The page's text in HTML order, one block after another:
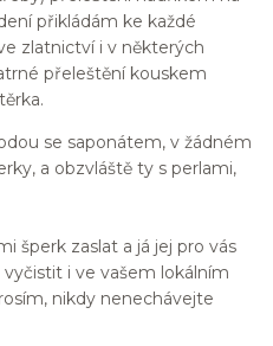
přikládám ke každé
zlatnictví i v některých
přeleštění kouskem
se saponátem, v žádném
a obzvláště ty s perlami,
šperk zaslat a já jej pro vás
i ve vašem lokálním
nikdy nenechávejte